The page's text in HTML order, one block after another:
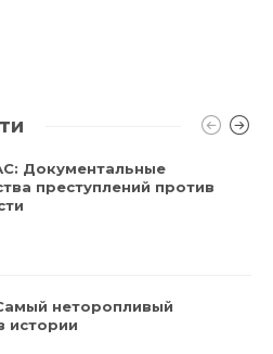
Документальные
преступлений против
неторопливый
истории